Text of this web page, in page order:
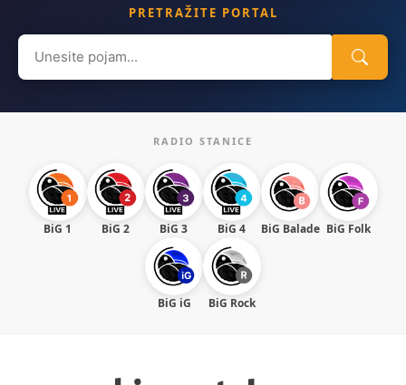
PRETRAŽITE PORTAL
Search
for:
RADIO STANICE
BiG 1 BiG 2 BiG 3 BiG 4 BiG Balade BiG Folk
BiG iG BiG Rock